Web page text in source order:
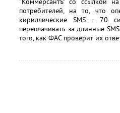
"Коммерсантъ" со ссылкой
потребителей, на то, что
кириллические SMS - 70
переплачивать за длинные
того, как ФАС проверит их